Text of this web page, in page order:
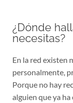
¿Dónde
necesitas?
En la red existen
personalmente,
Porque no hay
alguien que ya